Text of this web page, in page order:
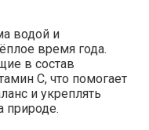
водой и
время года.
в состав
C, что помогает
и укреплять
природе.